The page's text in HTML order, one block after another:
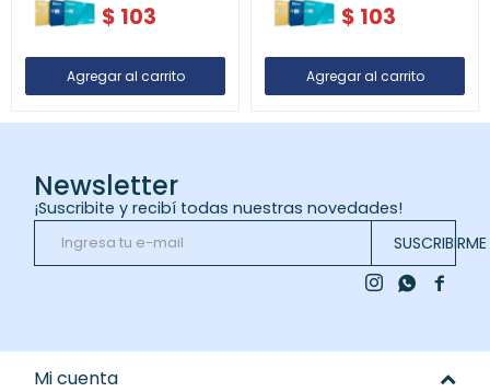
$ 103
$ 103
Newsletter
¡Suscribite y recibí todas nuestras novedades!
SUSCRIBIRME

 
Mi cuenta